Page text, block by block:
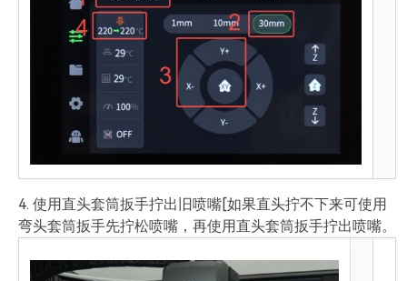
4. 使用直头套筒扳手拧出旧喷嘴[如果直头拧不下来可使用
弯头套筒扳手先拧松喷嘴，再使用直头套筒扳手拧出喷嘴。